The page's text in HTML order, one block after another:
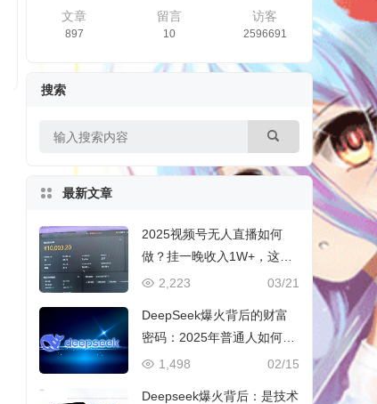
文章
897
留言
10
访客
2596691
搜索
最新文章
2025视频号无人直播如何
做？挂一晚收入1W+，这份
教程，小白可做~
03/21
2,223
DeepSeek爆火背后的财富
密码：2025年普通人如何抓
住AI创业风口？
02/15
1,498
Deepseek爆火背后：是技术